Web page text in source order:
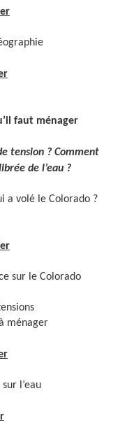
faut ménager
tension ? Comment
de l’eau ?
a volé le Colorado ?
sur le Colorado
ménager
sur l’eau